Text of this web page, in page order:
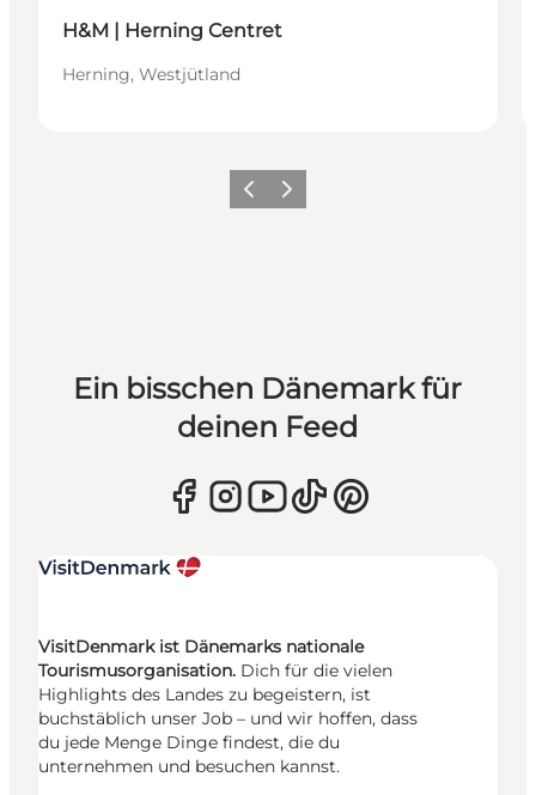
H&M | Herning Centret
Herning, Westjütland
ZurückWeiter
Ein bisschen Dänemark für
deinen Feed
VisitDenmark ist Dänemarks nationale
Tourismusorganisation. Dich für die vielen
Highlights des Landes zu begeistern, ist
buchstäblich unser Job – und wir hoffen, dass
du jede Menge Dinge findest, die du
unternehmen und besuchen kannst.